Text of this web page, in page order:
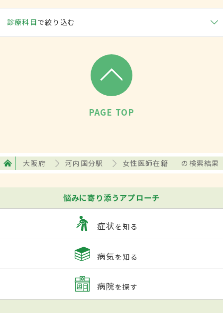
診療科目で絞り込む
PAGE TOP
大阪府 河内国分駅 女性医師在籍 の検索結果
悩みに寄り添うアプローチ
症状を知る
病気を知る
病院を探す